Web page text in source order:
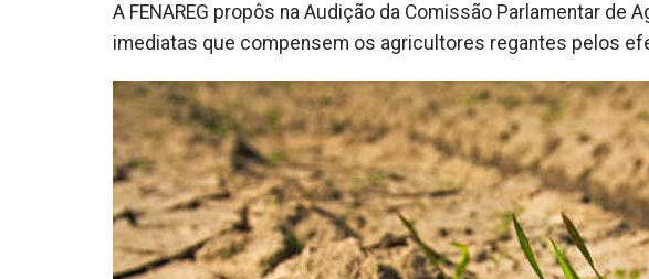
A FENAREG propôs na Audição da Comissão Parlamentar de
imediatas que compensem os agricultores regantes pelos